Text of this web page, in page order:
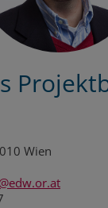
Wien